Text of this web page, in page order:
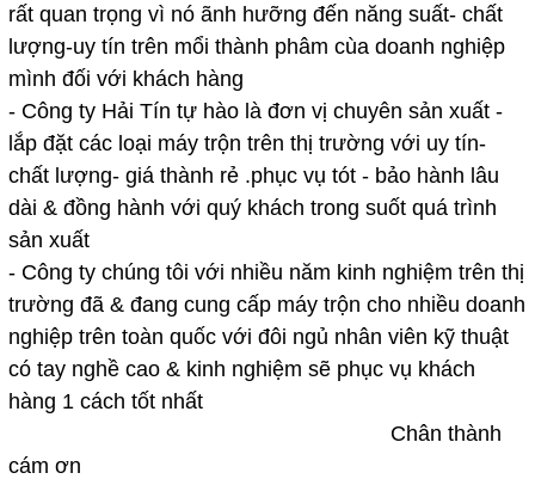
rất quan trọng vì nó ãnh hưỡng đến năng suất- chất
lượng-uy tín trên mổi thành phâm cùa doanh nghiệp
mình đối với khách hàng
- Công ty Hải Tín tự hào là đơn vị chuyên sản xuất -
lắp đặt các loại máy trộn trên thị trường với uy tín-
chất lượng- giá thành rẻ .phục vụ tót - bảo hành lâu
dài & đồng hành với quý khách trong suốt quá trình
sản xuất
- Công ty chúng tôi với nhiều năm kinh nghiệm trên thị
trường đã & đang cung cấp máy trộn cho nhiều doanh
nghiệp trên toàn quốc với đôi ngủ nhân viên kỹ thuật
có tay nghề cao & kinh nghiệm sẽ phục vụ khách
hàng 1 cách tốt nhất
Chân thành
cám ơn